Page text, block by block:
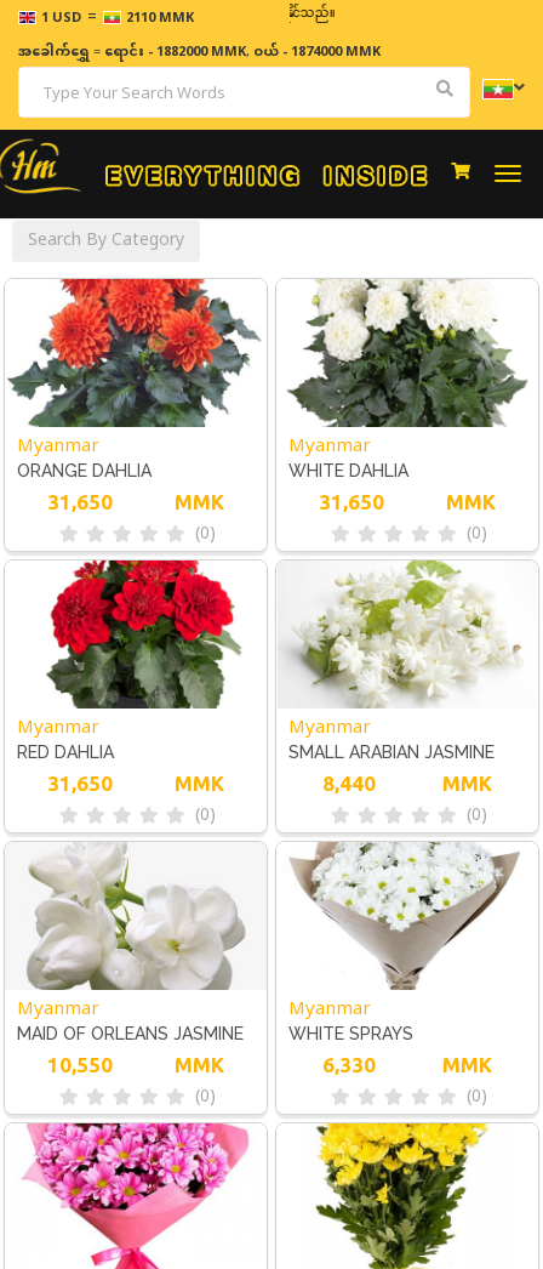
1 USD = 2110 MMK
ဈေးနှုန်းများသည် အချိန်နှင့် အမျှပြောင်းလဲနိုင်သည်။
အခေါက်ရွှေ=ရောင်း - 1882000 MMK, ဝယ် - 1874000 MMK
Search By Category
Myanmar
ORANGE DAHLIA
31,650 MMK
(0)
Myanmar
WHITE DAHLIA
31,650 MMK
(0)
Myanmar
RED DAHLIA
31,650 MMK
(0)
Myanmar
SMALL ARABIAN JASMINE
8,440 MMK
(0)
Myanmar
MAID OF ORLEANS JASMINE
10,550 MMK
(0)
Myanmar
WHITE SPRAYS
CHRYSANTHEMUM
6,330 MMK
(0)